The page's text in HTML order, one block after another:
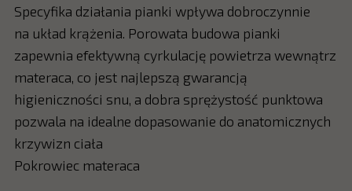
Specyfika działania pianki wpływa dobroczynnie
na układ krążenia. Porowata budowa pianki
zapewnia efektywną cyrkulację powietrza wewnątrz
materaca, co jest najlepszą gwarancją
higieniczności snu, a dobra sprężystość punktowa
pozwala na idealne dopasowanie do anatomicznych
krzywizn ciała
Pokrowiec materaca